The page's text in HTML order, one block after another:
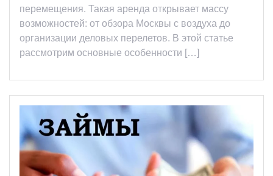
перемещения. Такая аренда открывает массу
возможностей: от обзора Москвы с воздуха до
организации деловых перелетов. В этой статье
рассмотрим основные особенности […]